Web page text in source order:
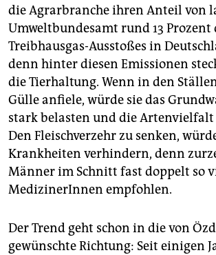
die Agrarbranche ihren Anteil von
Umweltbundesamt rund 13 Prozent
Treibhausgas-Ausstoßes in
denn hinter diesen Emissionen
die Tierhaltung. Wenn in den
Gülle anfiele, würde sie das
stark belasten und die Artenvielfalt
Den Fleischverzehr zu senken,
Krankheiten verhindern, denn
Männer im Schnitt fast doppelt so
MedizinerInnen empfohlen.
Der Trend geht schon in die von
gewünschte Richtung: Seit einigen